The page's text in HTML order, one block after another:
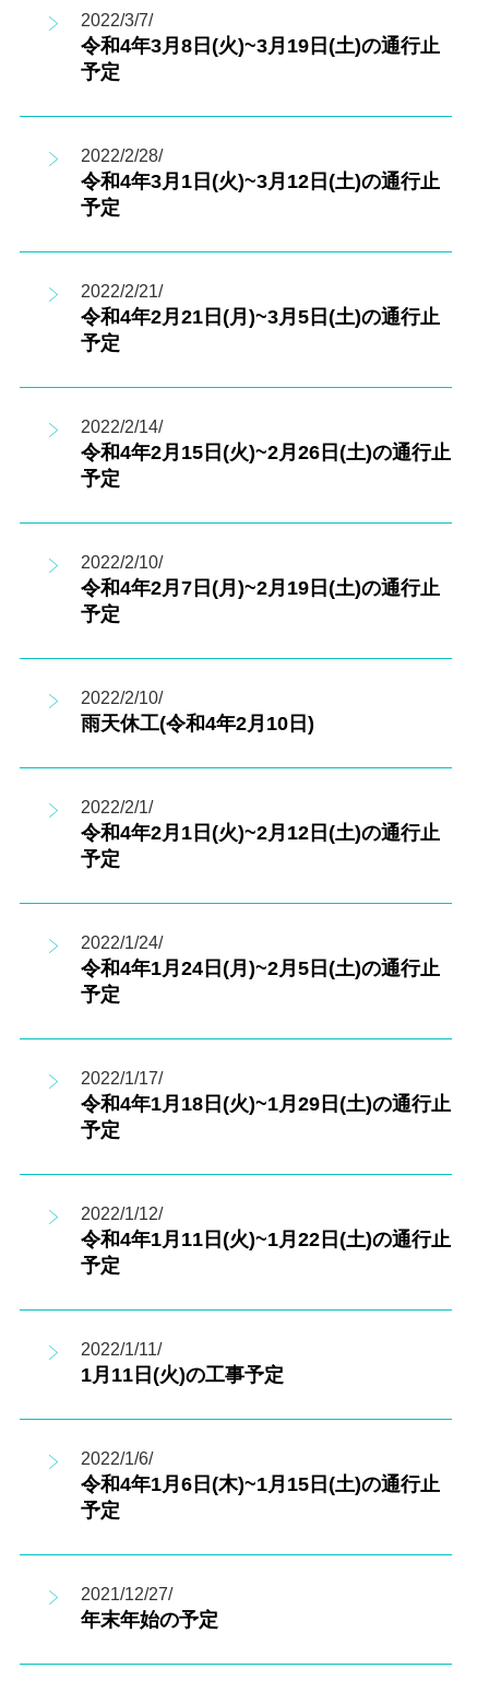
2022/3/7/
令和4年3月8日(火)~3月19日(土)の通行止
予定
2022/2/28/
令和4年3月1日(火)~3月12日(土)の通行止
予定
2022/2/21/
令和4年2月21日(月)~3月5日(土)の通行止
予定
2022/2/14/
令和4年2月15日(火)~2月26日(土)の通行止
予定
2022/2/10/
令和4年2月7日(月)~2月19日(土)の通行止
予定
2022/2/10/
雨天休工(令和4年2月10日)
2022/2/1/
令和4年2月1日(火)~2月12日(土)の通行止
予定
2022/1/24/
令和4年1月24日(月)~2月5日(土)の通行止
予定
2022/1/17/
令和4年1月18日(火)~1月29日(土)の通行止
予定
2022/1/12/
令和4年1月11日(火)~1月22日(土)の通行止
予定
2022/1/11/
1月11日(火)の工事予定
2022/1/6/
令和4年1月6日(木)~1月15日(土)の通行止
予定
2021/12/27/
年末年始の予定